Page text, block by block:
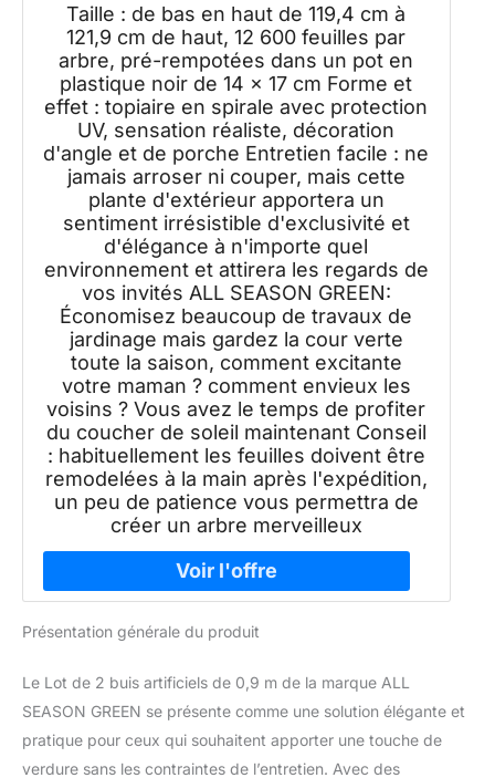
Taille : de bas en haut de 119,4 cm à
121,9 cm de haut, 12 600 feuilles par
arbre, pré-rempotées dans un pot en
plastique noir de 14 x 17 cm Forme et
effet : topiaire en spirale avec protection
UV, sensation réaliste, décoration
d'angle et de porche Entretien facile : ne
jamais arroser ni couper, mais cette
plante d'extérieur apportera un
sentiment irrésistible d'exclusivité et
d'élégance à n'importe quel
environnement et attirera les regards de
vos invités ALL SEASON GREEN:
Économisez beaucoup de travaux de
jardinage mais gardez la cour verte
toute la saison, comment excitante
votre maman ? comment envieux les
voisins ? Vous avez le temps de profiter
du coucher de soleil maintenant Conseil
: habituellement les feuilles doivent être
remodelées à la main après l'expédition,
un peu de patience vous permettra de
créer un arbre merveilleux
Présentation générale du produit
Le Lot de 2 buis artificiels de 0,9 m de la marque ALL
SEASON GREEN se présente comme une solution élégante et
pratique pour ceux qui souhaitent apporter une touche de
verdure sans les contraintes de l’entretien. Avec des